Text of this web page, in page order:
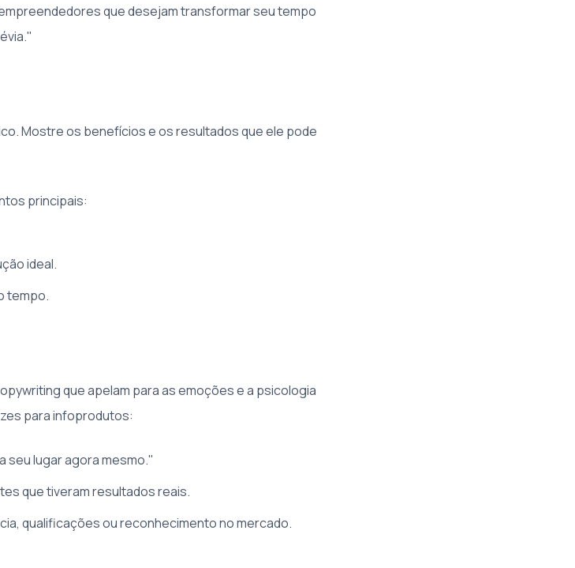
que desejam transformar seu tempo
Mostre os benefícios e os resultados que ele pode
principais:
ideal.
tempo.
que apelam para as emoções e a psicologia
para infoprodutos:
seu lugar agora mesmo."
que tiveram resultados reais.
qualificações ou reconhecimento no mercado.